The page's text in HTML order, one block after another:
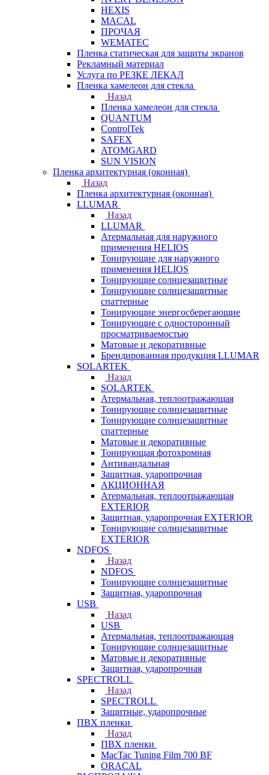
HEXIS
MACAL
ПРОЧАЯ
WEMATEC
Пленка статическая для защиты экранов
Рекламный материал
Услуга по РЕЗКЕ ЛЕКАЛ
Пленка хамелеон для стекла
Назад
Пленка хамелеон для стекла
QUANTUM
ControlTek
SAFEX
ATOMGARD
SUN VISION
Пленка архитектурная (оконная)
Назад
Пленка архитектурная (оконная)
LLUMAR
Назад
LLUMAR
Атермальная для наружного
применения HELIOS
Тонирующие для наружного
применения HELIOS
Тонирующие солнцезащитные
Тонирующие солнцезащитные
спаттерные
Тонирующие энергосберегающие
Тонирующие с односторонный
просматриваемостью
Матовые и декоративные
Брендированная продукция LLUMAR
SOLARTEK
Назад
SOLARTEK
Атермальная, теплоотражающая
Тонирующие солнцезащитные
Тонирующие солнцезащитные
спаттерные
Матовые и декоративные
Тонирующая фотохромная
Антивандальная
Защитная, ударопрочная
АКЦИОННАЯ
Атермальная, теплоотражающая
EXTERIOR
Защитная, ударопрочная EXTERIOR
Тонирующие солнцезащитные
EXTERIOR
NDFOS
Назад
NDFOS
Тонирующие солнцезащитные
Защитная, ударопрочная
USB
Назад
USB
Атермальная, теплоотражающая
Тонирующие солнцезащитные
Матовые и декоративные
Защитная, ударопрочная
SPECTROLL
Назад
SPECTROLL
Защитные, ударопрочные
ПВХ пленки
Назад
ПВХ пленки
MacTac Tuning Film 700 BF
ORACAL